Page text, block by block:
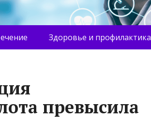
Здоровье и профилактика
превысила